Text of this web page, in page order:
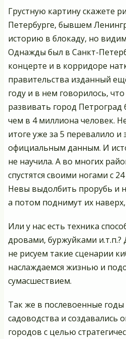
Грустную картину скажете
Петербурге, бывшем
историю в блокаду, но
Однажды был в Санкт-
концерте и в корридоре
правительства изданный
году и в нем говорилось,
развивать город
чем в 4 миллиона человек.
итоге уже за 5 перевалило и
официальным данным. И
не научила. А во многих
спустятся своими ногами с
Невы выдолбить прорубь и
а потом поднимут их
Или у нас есть техника
дровами, буржуйками
не рисуем такие сценарии
наслаждаемся жизнью и
сумасшествием.
Так же в послевоенные годы
садоводства и создавались
городов с целью